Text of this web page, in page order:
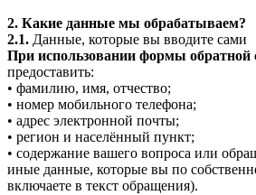
2. Какие данные мы обрабатываем?
2.1. Данные, которые вы вводите сами
При использовании формы обратной
предоставить:
• фамилию, имя, отчество;
• номер мобильного телефона;
• адрес электронной почты;
• регион и населённый пункт;
• содержание вашего вопроса или
иные данные, которые вы по
включаете в текст обращения).